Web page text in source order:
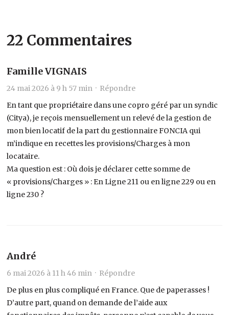
22 Commentaires
Famille VIGNAIS
24 mai 2026 à 9 h 57 min · Répondre
En tant que propriétaire dans une copro géré par un syndic
(Citya), je reçois mensuellement un relevé de la gestion de
mon bien locatif de la part du gestionnaire FONCIA qui
m’indique en recettes les provisions/Charges à mon
locataire.
Ma question est : Où dois je déclarer cette somme de
« provisions/Charges » : En Ligne 211 ou en ligne 229 ou en
ligne 230 ?
André
6 mai 2026 à 11 h 46 min · Répondre
De plus en plus compliqué en France. Que de paperasses !
D’autre part, quand on demande de l’aide aux